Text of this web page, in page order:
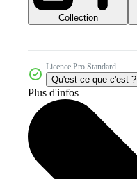
Collection
Licence Pro Standard
Qu'est-ce que c'est ?
Plus d'infos